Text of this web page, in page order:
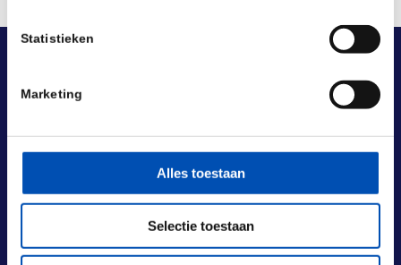
Statistieken
Marketing
Alles toestaan
Selectie toestaan